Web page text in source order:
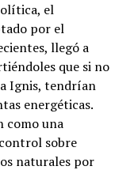
el
por el
llegó a
que si no
Ignis, tendrían
energéticas.
como una
sobre
naturales por